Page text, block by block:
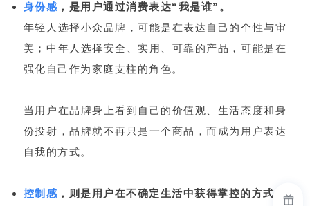
身份感 ，是用户通过消费表达“我是谁”。
年轻人选择小众品牌，可能是在表达自己的个性与审
美；中年人选择安全、实用、可靠的产品，可能是在
强化自己作为家庭支柱的角色。
当用户在品牌身上看到自己的价值观、生活态度和身
份投射，品牌就不再只是一个商品，而成为用户表达
自我的方式。
控制感 ，则是用户在不确定生活中获得掌控的方式。